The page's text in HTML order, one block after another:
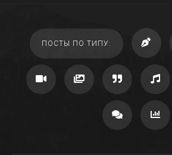
ПОСТЫ ПО ТИПУ: